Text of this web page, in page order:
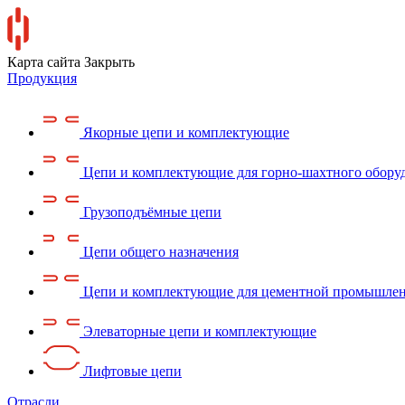
Карта сайта Закрыть
Продукция
Якорные цепи и комплектующие
Цепи и комплектующие для горно-шахтного
Грузоподъёмные цепи
Цепи общего назначения
Цепи и комплектующие для цементной
Элеваторные цепи и комплектующие
Лифтовые цепи
Отрасли